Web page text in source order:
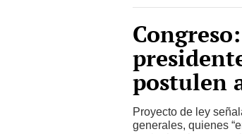
postulen
Proyecto de ley
generales, quienes
cualquier